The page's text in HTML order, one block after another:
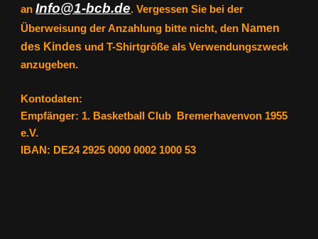
anInfo@1-bcb.de. Vergessen Sie bei der
Überweisung der Anzahlung bitte nicht, den Namen
des Kindes und T-Shirtgrößeals Verwendungszweck
anzugeben.
Kontodaten:
Empfänger: 1. Basketball Club Bremerhavenvon 1955
e.V.
IBAN: DE24 2925 0000 0002 1000 53